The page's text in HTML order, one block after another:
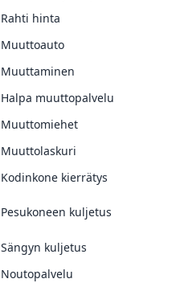
Rahti hinta
Muuttoauto
Muuttaminen
Halpa muuttopalvelu
Muuttomiehet
Muuttolaskuri
Kodinkone kierrätys
Pesukoneen kuljetus
Sängyn kuljetus
Noutopalvelu